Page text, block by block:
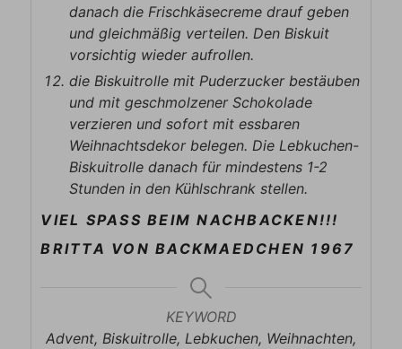
danach die Frischkäsecreme drauf geben
und gleichmäßig verteilen. Den Biskuit
vorsichtig wieder aufrollen.
die Biskuitrolle mit Puderzucker bestäuben
und mit geschmolzener Schokolade
verzieren und sofort mit essbaren
Weihnachtsdekor belegen. Die Lebkuchen-
Biskuitrolle danach für mindestens 1-2
Stunden in den Kühlschrank stellen.
VIEL SPASS BEIM NACHBACKEN!!!
BRITTA VON BACKMAEDCHEN 1967
KEYWORD
Advent, Biskuitrolle, Lebkuchen, Weihnachten,